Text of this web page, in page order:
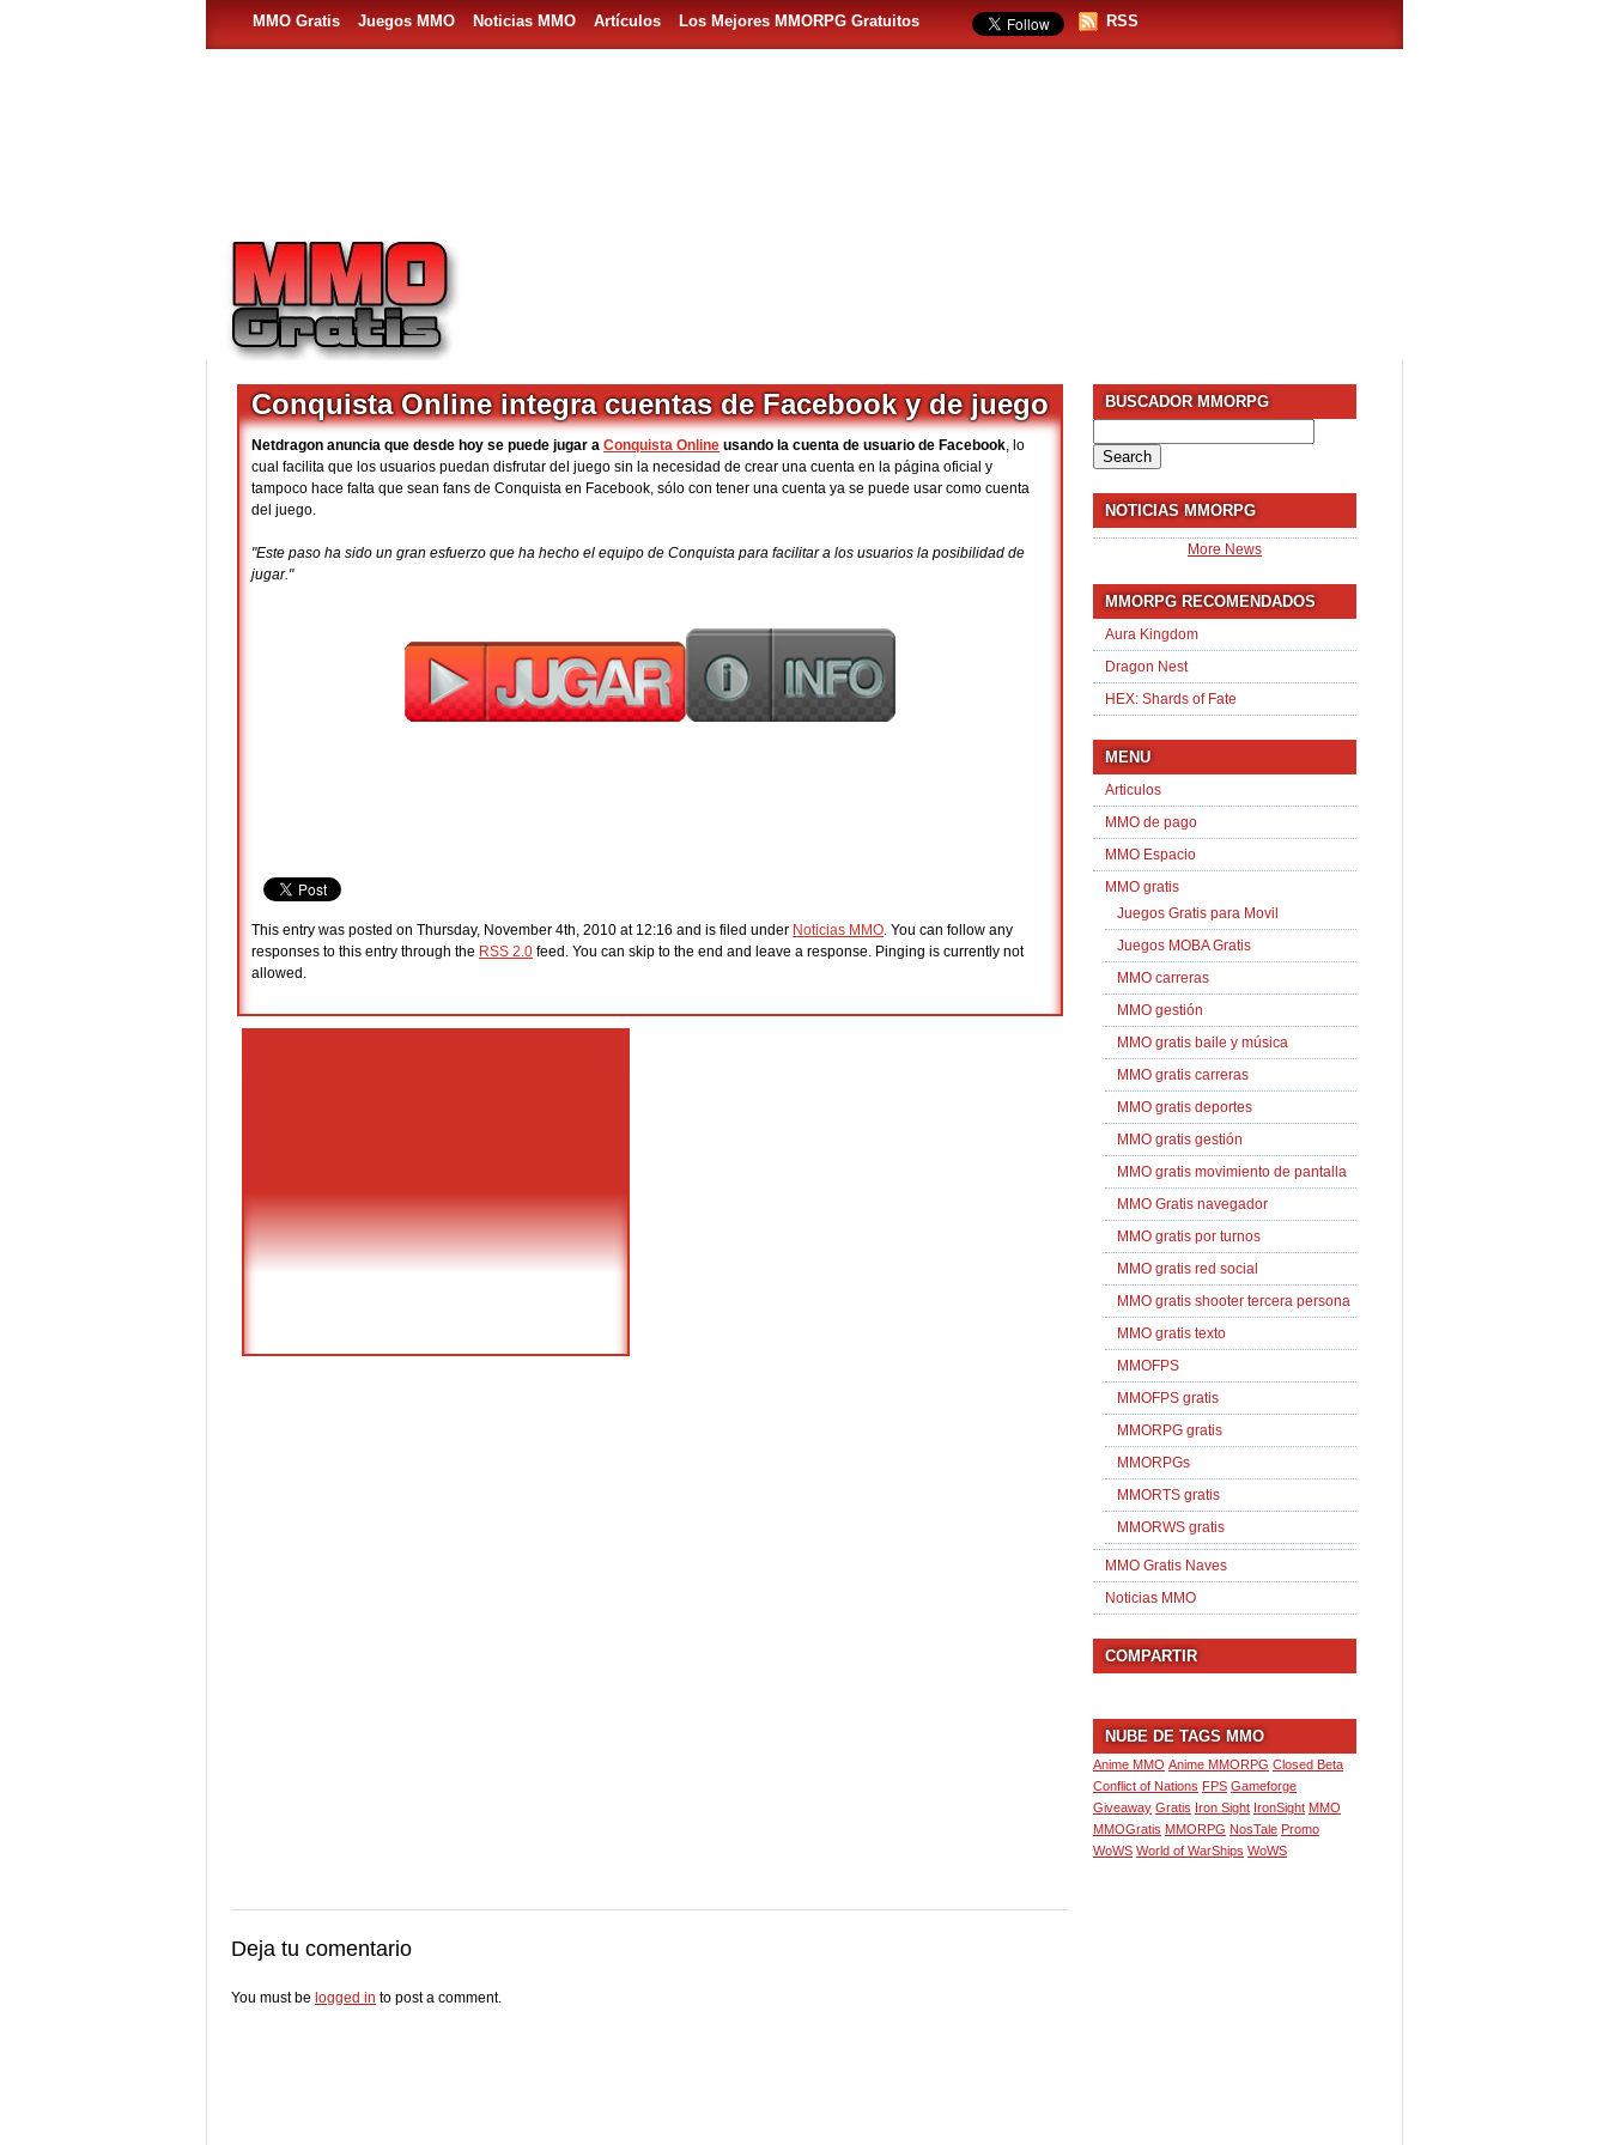
MMO Gratis Juegos MMO Noticias MMO Artículos Los Mejores MMORPG Gratuitos RSS
Conquista Online integra cuentas de Facebook y de juego
Netdragon anuncia que desde hoy se puede jugar a Conquista Online usando la cuenta de usuario de Facebook, lo
cual facilita que los usuarios puedan disfrutar del juego sin la necesidad de crear una cuenta en la página oficial y
tampoco hace falta que sean fans de Conquista en Facebook, sólo con tener una cuenta ya se puede usar como cuenta
del juego.
"Este paso ha sido un gran esfuerzo que ha hecho el equipo de Conquista para facilitar a los usuarios la posibilidad de
jugar."
This entry was posted on Thursday, November 4th, 2010 at 12:16 and is filed under Noticias MMO . You can follow any
responses to this entry through the RSS 2.0 feed. You can skip to the end and leave a response. Pinging is currently not
allowed.
Deja tu comentario
You must be logged in to post a comment.
BUSCADOR MMORPG
for:
NOTICIAS MMORPG
More News
MMORPG RECOMENDADOS
Aura Kingdom
Dragon Nest
HEX: Shards of Fate
MENU
Articulos
MMO de pago
MMO Espacio
MMO gratis
Juegos Gratis para Movil
Juegos MOBA Gratis
MMO carreras
MMO gestión
MMO gratis baile y música
MMO gratis carreras
MMO gratis deportes
MMO gratis gestión
MMO gratis movimiento de pantalla
MMO Gratis navegador
MMO gratis por turnos
MMO gratis red social
MMO gratis shooter tercera persona
MMO gratis texto
MMOFPS
MMOFPS gratis
MMORPG gratis
MMORPGs
MMORTS gratis
MMORWS gratis
MMO Gratis Naves
Noticias MMO
COMPARTIR
NUBE DE TAGS MMO
Anime MMO Anime MMORPG Closed Beta
Conflict of Nations FPS Gameforge
Giveaway Gratis Iron Sight IronSight MMO
MMOGratis MMORPG NosTale Promo
WoWS World of WarShips WoWS